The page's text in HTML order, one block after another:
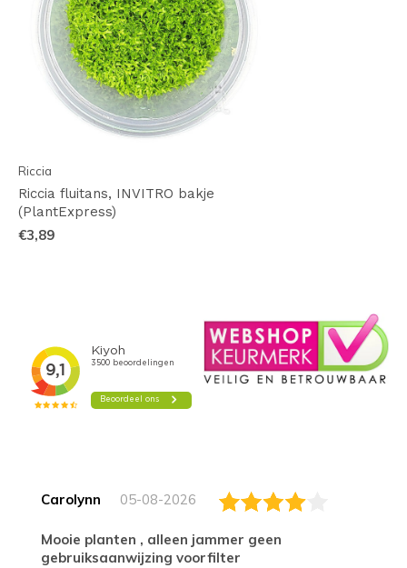
Riccia
Riccia fluitans, INVITRO bakje
(PlantExpress)
€3,89
Carolynn 05-08-2026
Mooie planten , alleen jammer geen
gebruiksaanwijzing voorfilter